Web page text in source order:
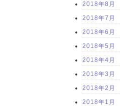
2018年8月
2018年7月
2018年6月
2018年5月
2018年4月
2018年3月
2018年2月
2018年1月